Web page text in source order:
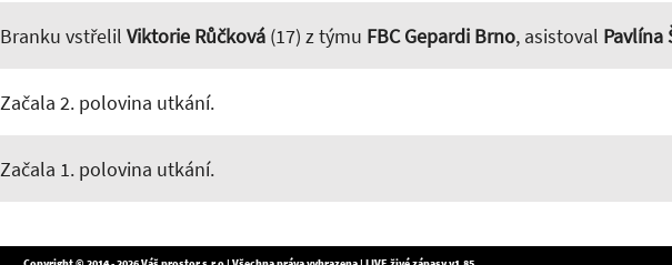
Branku vstřelil Viktorie Růčková(17) z týmu FBC Gepardi Brno, asistoval Pavlína
Začala 2. polovina utkání.
Začala 1. polovina utkání.